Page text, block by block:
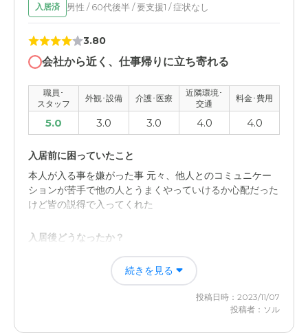
入居済 男性 / 60代後半 / 要支援1 / 症状なし
3.80
会社から近く、仕事帰りに立ち寄れる
職員･
スタッフ
外観･設備 介護･医療
近隣環境･
交通
料金･費用
5.0 3.0 3.0 4.0 4.0
入居前に困っていたこと
本人が入る事を嫌がった事 元々、他人とのコミュニケー
ションが苦手で他の人とうまくやっていけるか心配だった
けど皆の説得で入ってくれた
入居後どうなったか？
入ってる間は介護など任せておけるから、その分、自分達
の時間が取れるし、何より安心出来ること。場所も近いの
で仕事帰りに寄れる事も助かった
続きを見る
投稿日時：2023/11/07
投稿者：ソル